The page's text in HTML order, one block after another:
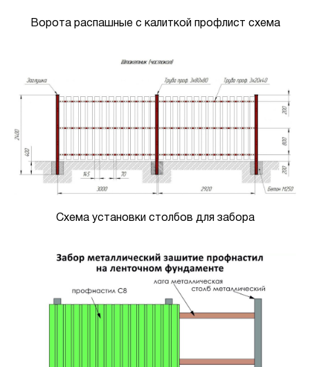
Ворота распашные с калиткой профлист схема
Схема установки столбов для забора